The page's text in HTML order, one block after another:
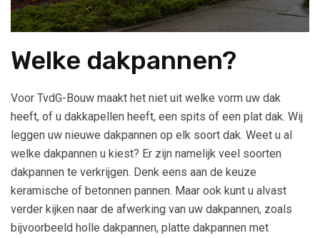
Welke dakpannen?
Voor TvdG-Bouw maakt het niet uit welke vorm uw dak
heeft, of u dakkapellen heeft, een spits of een plat dak. Wij
leggen uw nieuwe dakpannen op elk soort dak. Weet u al
welke dakpannen u kiest? Er zijn namelijk veel soorten
dakpannen te verkrijgen. Denk eens aan de keuze
keramische of betonnen pannen. Maar ook kunt u alvast
verder kijken naar de afwerking van uw dakpannen, zoals
bijvoorbeeld holle dakpannen, platte dakpannen met